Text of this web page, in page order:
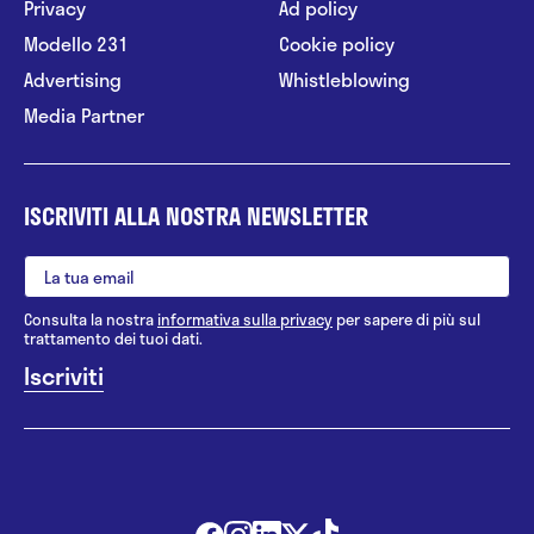
Privacy
Modello 231
Advertising
Media Partner
Ad policy
Cookie policy
Whistleblowing
ISCRIVITI ALLA NOSTRA NEWSLETTER
Consulta la nostrainformativa sulla privacy per sapere di più sul
trattamento dei tuoi dati.